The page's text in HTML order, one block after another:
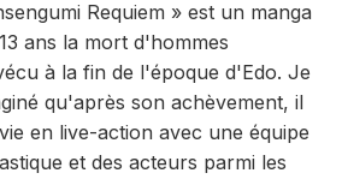
Requiem » est un manga
ans la mort d'hommes
à la fin de l'époque d'Edo. Je
qu'après son achèvement, il
en live-action avec une équipe
et des acteurs parmi les